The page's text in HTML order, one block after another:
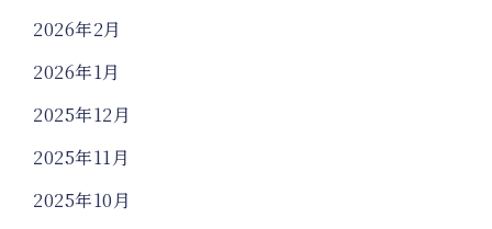
2026年2月
2026年1月
2025年12月
2025年11月
2025年10月